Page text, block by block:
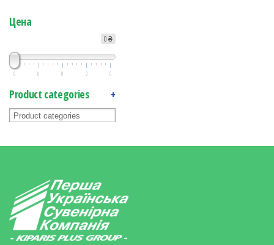
Цена
0 ₴
0 0 0 0 0
Product categories +